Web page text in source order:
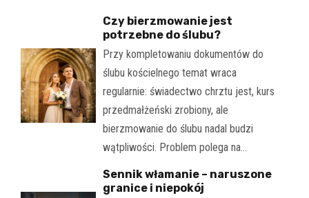
Czy bierzmowanie jest
potrzebne do ślubu?
Przy kompletowaniu dokumentów do
ślubu kościelnego temat wraca
regularnie: świadectwo chrztu jest, kurs
przedmałżeński zrobiony, ale
bierzmowanie do ślubu nadal budzi
wątpliwości. Problem polega na…
Sennik włamanie – naruszone
granice i niepokój